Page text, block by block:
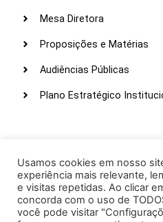
Mesa Diretora
Proposições e Matérias
Audiências Públicas
Plano Estratégico
Webmail
Intranet
Administração
Usamos cookies em nosso
experiência mais relevante,
e visitas repetidas. Ao clicar
concorda com o uso de
você pode visitar